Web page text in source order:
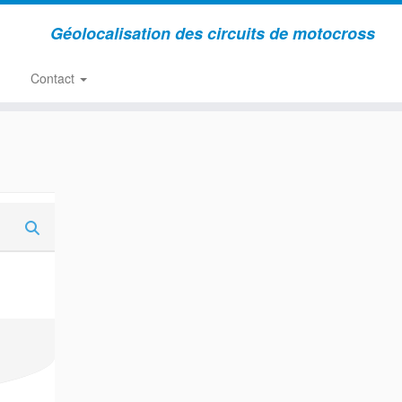
Géolocalisation des circuits de motocross
Contact